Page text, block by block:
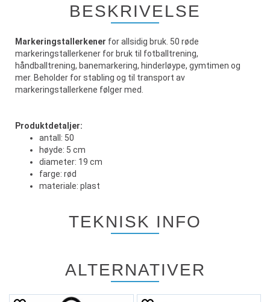
BESKRIVELSE
Markeringstallerkener for allsidig bruk. 50 røde
markeringstallerkener for bruk til fotballtrening,
håndballtrening, banemarkering, hinderløype, gymtimen og
mer. Beholder for stabling og til transport av
markeringstallerkene følger med.
Produktdetaljer:
antall: 50
høyde: 5 cm
diameter: 19 cm
farge: rød
materiale: plast
TEKNISK INFO
ALTERNATIVER